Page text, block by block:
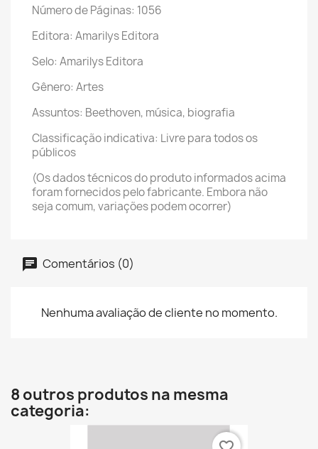
Número de Páginas: 1056
Editora: Amarilys Editora
Selo: Amarilys Editora
Gênero: Artes
Assuntos: Beethoven, música, biografia
Classificação indicativa: Livre para todos os
públicos
(Os dados técnicos do produto informados acima
foram fornecidos pelo fabricante. Embora não
seja comum, variações podem ocorrer)
Comentários (0)
Nenhuma avaliação de cliente no momento.
8 outros produtos na mesma
categoria: